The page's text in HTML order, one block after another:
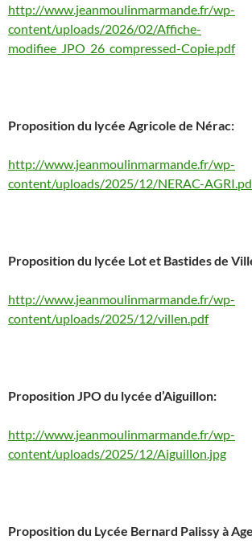
http://www.jeanmoulinmarmande.fr/wp-
content/uploads/2026/02/Affiche-
modifiee_JPO_26_compressed-Copie.pdf
Proposition du lycée Agricole de Nérac:
http://www.jeanmoulinmarmande.fr/wp-
content/uploads/2025/12/NERAC-
Proposition du lycée Lot et Bastides de
http://www.jeanmoulinmarmande.fr/wp-
content/uploads/2025/12/villen.pdf
Proposition JPO du lycée d’Aiguillon:
http://www.jeanmoulinmarmande.fr/wp-
content/uploads/2025/12/Aiguillon.jpg
Proposition du Lycée Bernard Palissy à